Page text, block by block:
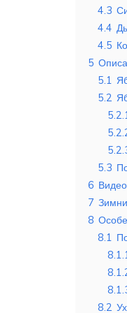
4.3
4.4
4.5
5
5.1
5.2
5.3
6 Видео
7
8
8.1
8.2